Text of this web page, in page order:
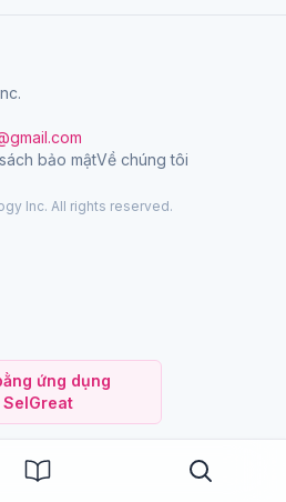
ứng dụng
SelGreat
bảo mậtVề chúng tôi
Inc. All rights reserved.